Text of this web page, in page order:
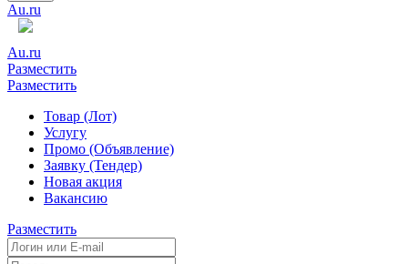
Au.ru
Au.ru
Разместить
Разместить
Товар (Лот)
Услугу
Промо (Объявление)
Заявку (Тендер)
Новая акция
Вакансию
Разместить